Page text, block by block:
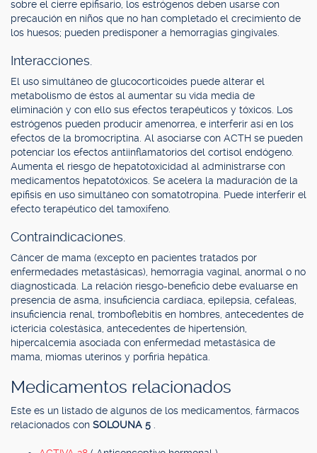
sobre el cierre epifisario, los estrógenos deben usarse con
precaución en niños que no han completado el crecimiento de
los huesos; pueden predisponer a hemorragias gingivales.
Interacciones.
El uso simultáneo de glucocorticoides puede alterar el
metabolismo de éstos al aumentar su vida media de
eliminación y con ello sus efectos terapéuticos y tóxicos. Los
estrógenos pueden producir amenorrea, e interferir así en los
efectos de la bromocriptina. Al asociarse con ACTH se pueden
potenciar los efectos antiinflamatorios del cortisol endógeno.
Aumenta el riesgo de hepatotoxicidad al administrarse con
medicamentos hepatotóxicos. Se acelera la maduración de la
epífisis en uso simultáneo con somatotropina. Puede interferir el
efecto terapéutico del tamoxifeno.
Contraindicaciones.
Cáncer de mama (excepto en pacientes tratados por
enfermedades metastásicas), hemorragia vaginal, anormal o no
diagnosticada. La relación riesgo-beneficio debe evaluarse en
presencia de asma, insuficiencia cardíaca, epilepsia, cefaleas,
insuficiencia renal, tromboflebitis en hombres, antecedentes de
ictericia colestásica, antecedentes de hipertensión,
hipercalcemia asociada con enfermedad metastásica de
mama, miomas uterinos y porfiria hepática.
Medicamentos relacionados
Este es un listado de algunos de los medicamentos, fármacos
relacionados con SOLOUNA 5